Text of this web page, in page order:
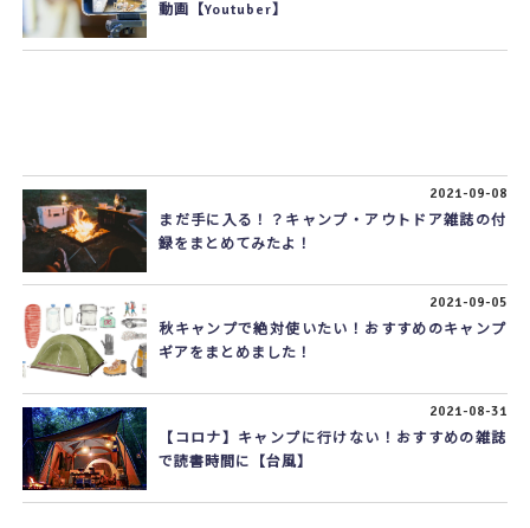
動画【Youtuber】
まだ手に入る！？キャンプ・アウトドア雑誌の付
録をまとめてみたよ！
2021-09-08
秋キャンプで絶対使いたい！おすすめのキャンプ
ギアをまとめました！
2021-09-05
【コロナ】キャンプに行けない！おすすめの雑誌
で読書時間に【台風】
2021-08-31